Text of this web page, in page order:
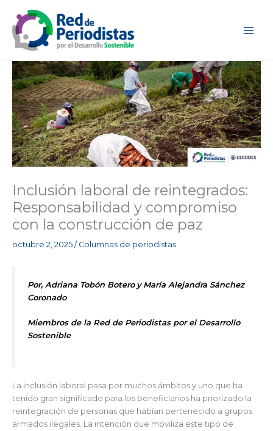
contenido
Inclusión laboral de reintegrados:
Responsabilidad y compromiso
con la construcción de paz
octubre 2, 2025 / Columnas de periodistas
Por, Adriana Tobón Botero y María Alejandra Sánchez
Coronado
Miembros de la Red de Periodistas por el Desarrollo
Sostenible
La inclusión laboral pasa por muchos ámbitos y uno que ha
tenido gran significado para los beneficiarios ha priorizado la
reintegración de personas que habían pertenecido a grupos
armados ilegales. La intención que moviliza este tipo de